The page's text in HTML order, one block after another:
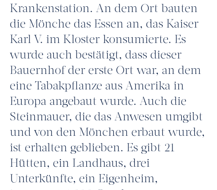
Krankenstation. An dem Ort bauten
die Mönche das Essen an, das Kaiser
Karl V. im Kloster konsumierte. Es
wurde auch bestätigt, dass dieser
Bauernhof der erste Ort war, an dem
eine Tabakpflanze aus Amerika in
Europa angebaut wurde. Auch die
Steinmauer, die das Anwesen umgibt
und von den Mönchen erbaut wurde,
ist erhalten geblieben. Es gibt 21
Hütten, ein Landhaus, drei
Unterkünfte, ein Eigenheim,